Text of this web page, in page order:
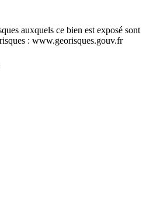
auxquels ce bien est exposé sont
: www.georisques.gouv.fr